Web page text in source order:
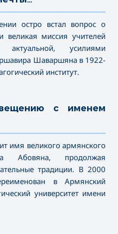
остро встал вопрос о
великая миссия учителей
усилиями
Шаваршяна в 1922-
институт.
с именем
имя великого армянского
Абовяна, продолжая
традиции. В 2000
в Армянский
университет имени